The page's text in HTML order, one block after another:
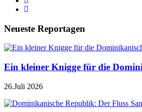
Neueste Reportagen
Ein kleiner Knigge für die
26.Juli 2026